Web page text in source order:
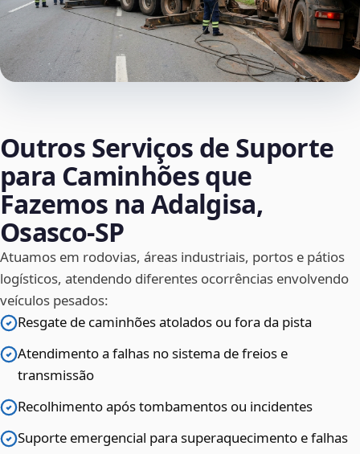
Outros Serviços de Suporte
para Caminhões que
Fazemos na Adalgisa,
Osasco‑SP
Atuamos em rodovias, áreas industriais, portos e pátios
logísticos, atendendo diferentes ocorrências envolvendo
veículos pesados:
Resgate de caminhões atolados ou fora da pista
Atendimento a falhas no sistema de freios e
transmissão
Recolhimento após tombamentos ou incidentes
Suporte emergencial para superaquecimento e falhas